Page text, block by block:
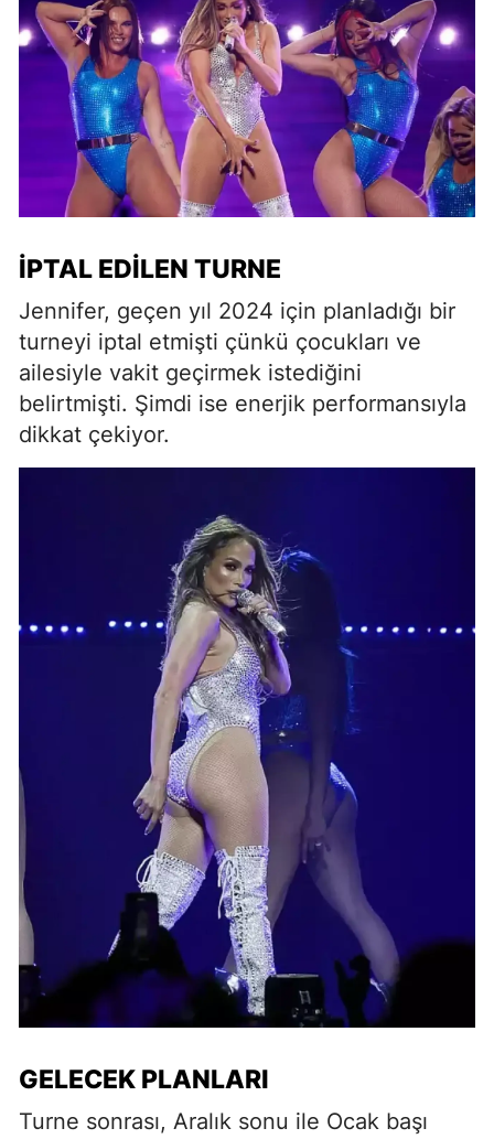
İPTAL EDILEN TURNE
Jennifer, geçen yıl 2024 için planladığı bir
turneyi iptal etmişti çünkü çocukları ve
ailesiyle vakit geçirmek istediğini
belirtmişti. Şimdi ise enerjik performansıyla
dikkat çekiyor.
GELECEK PLANLARI
Turne sonrası, Aralık sonu ile Ocak başı